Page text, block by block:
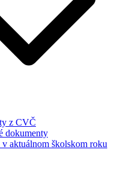
z CVČ
dokumenty
aktuálnom školskom roku